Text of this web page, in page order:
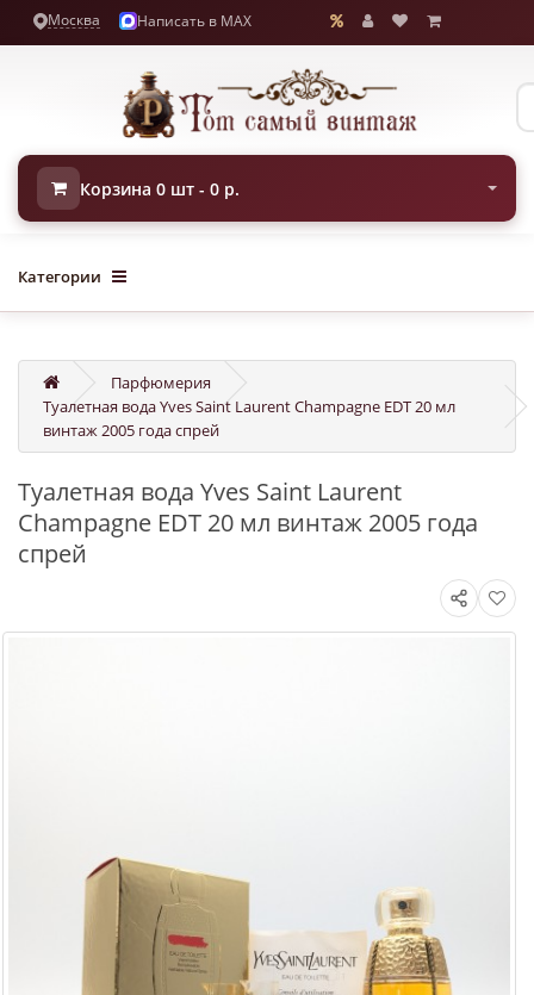
Москва Написать в MAX
Корзина 0 шт - 0 р.
Категории
Парфюмерия
Туалетная вода Yves Saint Laurent Champagne EDT 20 мл
винтаж 2005 года спрей
Туалетная вода Yves Saint Laurent
Champagne EDT 20 мл винтаж 2005 года
спрей